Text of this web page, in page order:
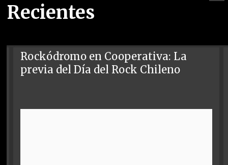
Recientes
Rockódromo en Cooperativa: La
previa del Día del Rock Chileno